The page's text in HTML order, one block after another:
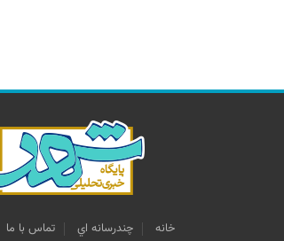
خانه چندرسانه اي تماس با ما